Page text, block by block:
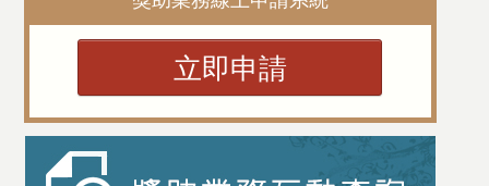
立即申請